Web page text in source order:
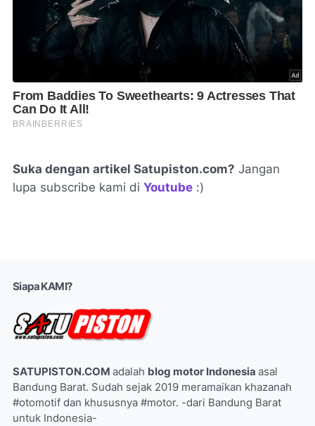
Suka dengan artikel Satupiston.com? Jangan
lupa subscribe kami di Youtube :)
Siapa KAMI?
SATUPISTON.COM adalah blog motor Indonesia asal
Bandung Barat. Sudah sejak 2019 meramaikan khazanah
#otomotif dan khususnya #motor. -dari Bandung Barat
untuk Indonesia-